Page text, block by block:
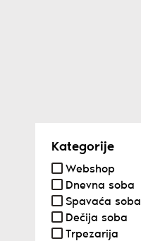
Kategorije
Webshop
Dnevna soba
Spavaća soba
Dečija soba
Trpezarija